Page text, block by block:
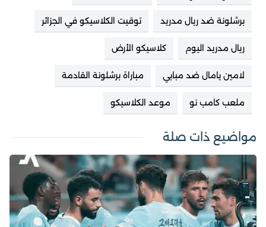
برشلونة ضد ريال مدريد توقيت الكلاسيكو في الجزائر
ريال مدريد اليوم كلاسيكو الأرض
لامين يامال ضد مبابي مباراة برشلونة القادمة
ملعب كامب نو موعد الكلاسيكو
مواضيع ذات صلة